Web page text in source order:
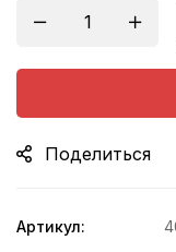
Поделиться
Артикул: